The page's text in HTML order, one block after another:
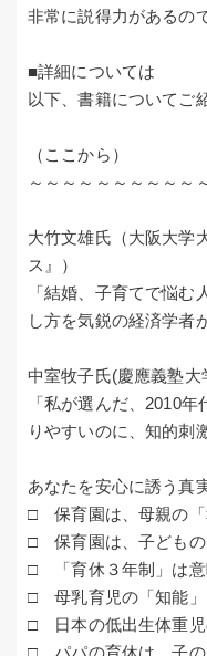
非常に説得力があるの
■詳細については
以下、書籍についてご
（ここから）
～～～～～～～～～～
大竹文雄氏（大阪大学
ス』）
「結婚、子育てで悩
し方を気鋭の経済学者
中室牧子氏(慶應義塾
「私が選んだ、2010
りやすいのに、知的刺
あなたを安心に誘う真
□ 保育園は、母親の「
□ 保育園は、子どもの
□ 「育休３年制」は意
□ 母乳育児の「知能」
□ 日本の低出生体重児